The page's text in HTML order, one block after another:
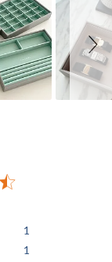
2 total reviews
1
1